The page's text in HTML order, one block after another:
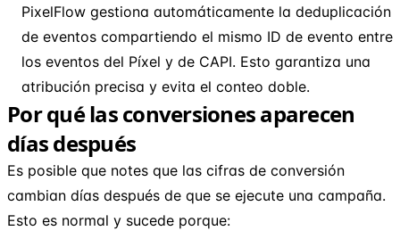
PixelFlow gestiona automáticamente la deduplicación
de eventos compartiendo el mismo ID de evento entre
los eventos del Píxel y de CAPI. Esto garantiza una
atribución precisa y evita el conteo doble.
Por qué las conversiones aparecen
días después
Es posible que notes que las cifras de conversión
cambian días después de que se ejecute una campaña.
Esto es normal y sucede porque: